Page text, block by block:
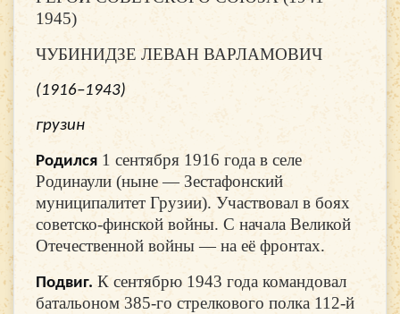
1945)
ЧУБИНИДЗЕ ЛЕВАН ВАРЛАМОВИЧ
(1916–1943)
грузин
Родился 1 сентября 1916 года в селе
Родинаули (ныне — Зестафонский
муниципалитет Грузии). Участвовал в боях
советско-финской войны. С начала Великой
Отечественной войны — на её фронтах.
Подвиг. К сентябрю 1943 года командовал
батальоном 385-го стрелкового полка 112-й